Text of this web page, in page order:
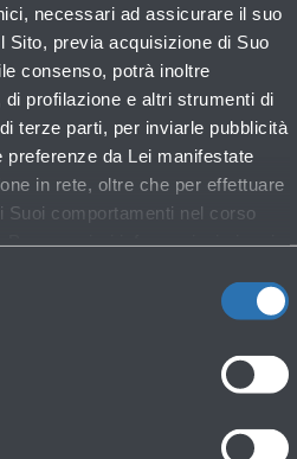
necessari ad assicurare il suo
Sito, previa acquisizione di Suo
consenso, potrà inoltre
profilazione e altri strumenti di
terze parti, per inviarle pubblicità
preferenze da Lei manifestate
in rete, oltre che per effettuare
Suoi comportamenti nel corso
l'
altri negozi